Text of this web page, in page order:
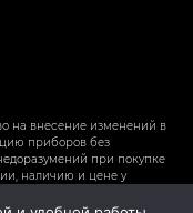
на внесение изменений в
приборов без
при покупке
наличию и цене у